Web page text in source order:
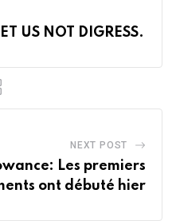
US NOT DIGRESS.
NEXT POST
Les premiers
ont débuté hier